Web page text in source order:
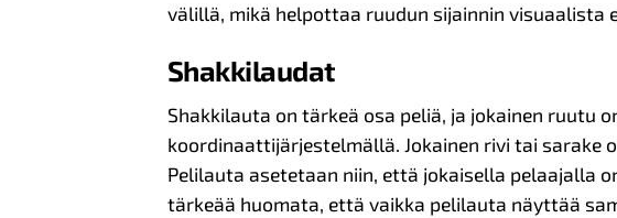
välillä, mikä helpottaa ruudun sijainnin visuaalista
Shakkilaudat
Shakkilauta on tärkeä osa peliä, ja jokainen ruutu
koordinaattijärjestelmällä. Jokainen rivi tai sarake
Pelilauta asetetaan niin, että jokaisella pelaajalla
tärkeää huomata, että vaikka pelilauta näyttää